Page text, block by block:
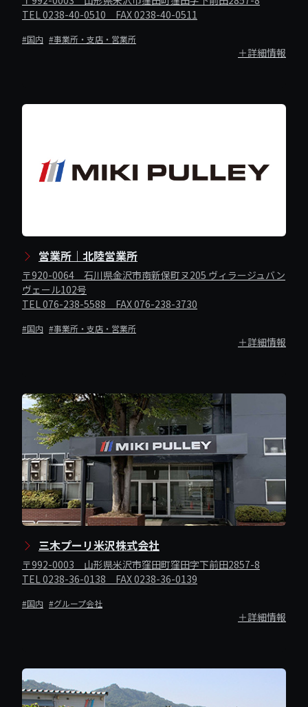
TEL 0238-40-0510 FAX 0238-40-0511
#国内 #事業所・支店・営業所
＋詳細情報
営業所｜北陸営業所
〒920-0064 石川県金沢市南新保町ヌ205 ヴィラージュバン
ヴェール102号
TEL 076-238-5588 FAX 076-238-3730
#国内 #事業所・支店・営業所
＋詳細情報
三木プーリ米沢株式会社
〒992-0003 山形県米沢市窪田町窪田字下前田2857-8
TEL 0238-36-0138 FAX 0238-36-0139
#国内 #グループ会社
＋詳細情報